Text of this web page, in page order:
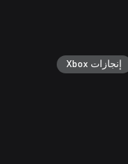
إنجازات Xbox